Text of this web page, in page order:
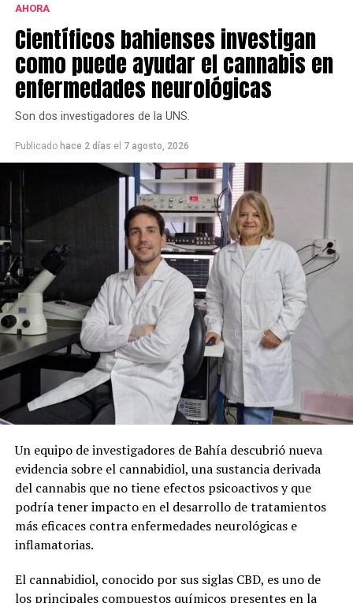
AHORA
Científicos bahienses investigan
como puede ayudar el cannabis en
enfermedades neurológicas
Son dos investigadores de la UNS.
Publicado hace 2 días el 7 agosto, 2026
Un equipo de investigadores de Bahía descubrió nueva
evidencia sobre el cannabidiol, una sustancia derivada
del cannabis que no tiene efectos psicoactivos y que
podría tener impacto en el desarrollo de tratamientos
más eficaces contra enfermedades neurológicas e
inflamatorias.
El cannabidiol, conocido por sus siglas CBD, es uno de
los principales compuestos químicos presentes en la